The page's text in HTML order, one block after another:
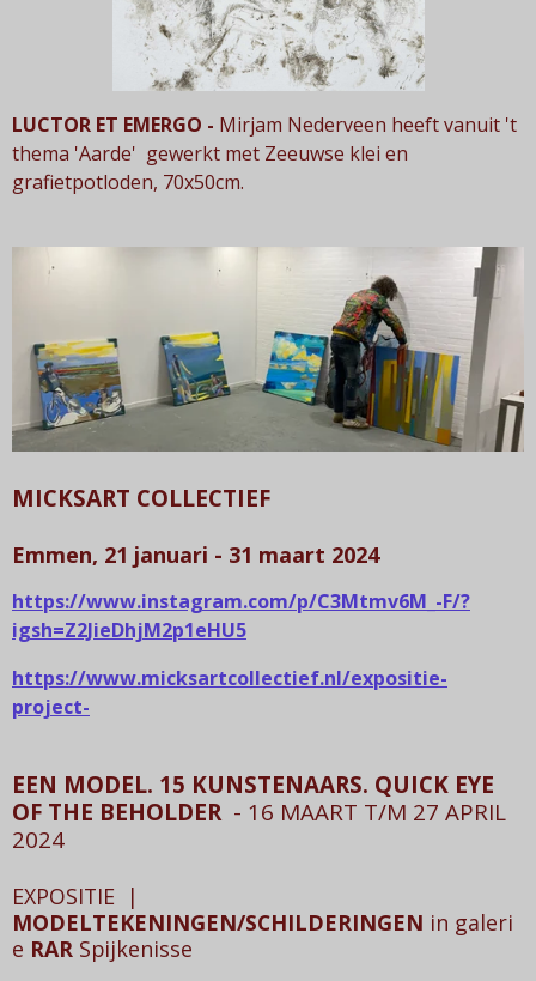
LUCTOR ET EMERGO - Mirjam Nederveen heeft vanuit 't
thema 'Aarde' gewerkt met Zeeuwse klei en
grafietpotloden, 70x50cm.
MICKSART COLLECTIEF
Emmen, 21 januari - 31 maart 2024
https://www.instagram.com/p/C3Mtmv6M_-F/?
igsh=Z2JieDhjM2p1eHU5
https://www.micksartcollectief.nl/expositie-
project-
EEN MODEL. 15 KUNSTENAARS. QUICK EYE
OF THE BEHOLDER - 16 MAART T/M 27 APRIL
2024
EXPOSITIE
|
MODELTEKENINGEN/SCHILDERINGEN in galeri
e RAR Spijkenisse